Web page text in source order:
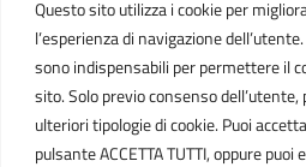
Questo sito utilizza i cookie per
l’esperienza di navigazione
sono indispensabili per permettere il
sito. Solo previo consenso
ulteriori tipologie di cookie. Puoi
pulsante ACCETTA TUTTI, oppure
C.F. / P.IVA
IT01807790686
POSTA ELETTRONICA